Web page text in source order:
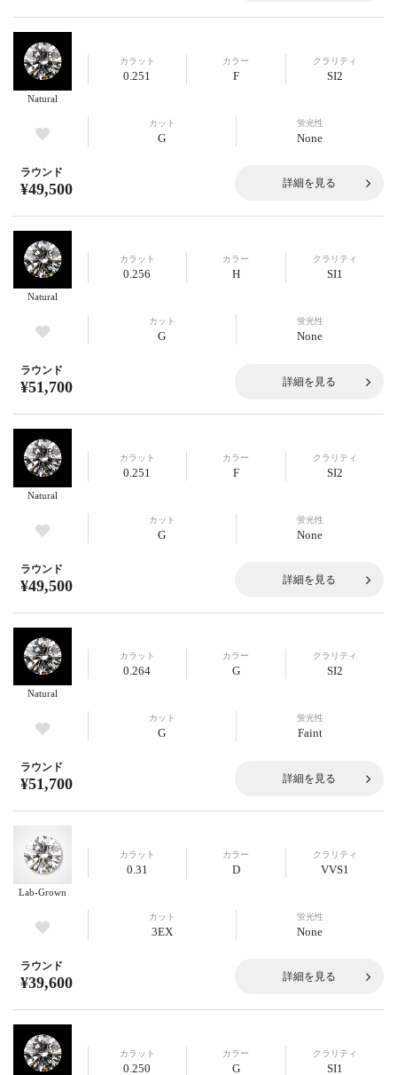
Natural
カラット
0.251
カラー
F
クラリティ
SI2
カット
G
蛍光性
None
ラウンド
¥49,500 詳細を見る
Natural
カラット
0.256
カラー
H
クラリティ
SI1
カット
G
蛍光性
None
ラウンド
¥51,700 詳細を見る
Natural
カラット
0.251
カラー
F
クラリティ
SI2
カット
G
蛍光性
None
ラウンド
¥49,500 詳細を見る
Natural
カラット
0.264
カラー
G
クラリティ
SI2
カット
G
蛍光性
Faint
ラウンド
¥51,700 詳細を見る
Lab-Grown
カラット
0.31
カラー
D
クラリティ
VVS1
カット
3EX
蛍光性
None
ラウンド
¥39,600 詳細を見る
カラット
0.250
カラー
G
クラリティ
SI1